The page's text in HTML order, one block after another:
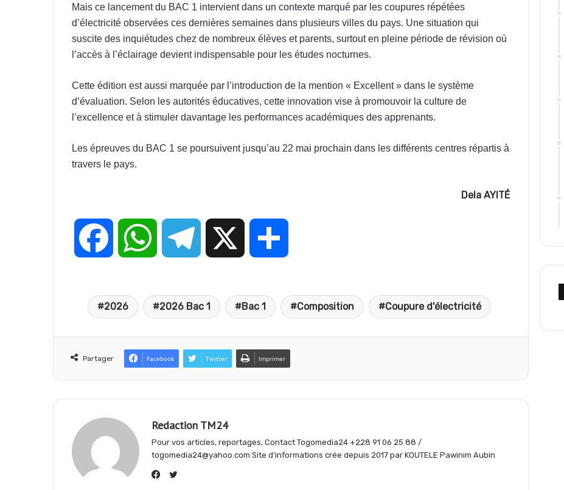
Mais ce lancement du BAC 1 intervient dans un contexte marqué par les coupures répétées
d’électricité observées ces dernières semaines dans plusieurs villes du pays. Une situation qui
suscite des inquiétudes chez de nombreux élèves et parents, surtout en pleine période de révision où
l’accès à l’éclairage devient indispensable pour les études nocturnes.
Cette édition est aussi marquée par l’introduction de la mention « Excellent » dans le système
d’évaluation. Selon les autorités éducatives, cette innovation vise à promouvoir la culture de
l’excellence et à stimuler davantage les performances académiques des apprenants.
Les épreuves du BAC 1 se poursuivent jusqu’au 22 mai prochain dans les différents centres répartis à
travers le pays.
Dela AYITÉ
c
e
o
a
t
A
p
l
e
r
r
2026 2026 Bac 1 Bac 1 Composition Coupure d'électricité
Partager Facebook Twitter Imprimer
Redaction TM24
Pour vos articles, reportages, Contact Togomedia24 +228 91 06 25 88 /
togomedia24@yahoo.com Site d'informations crée depuis 2017 par KOUTELE Pawinim Aubin
Twitter